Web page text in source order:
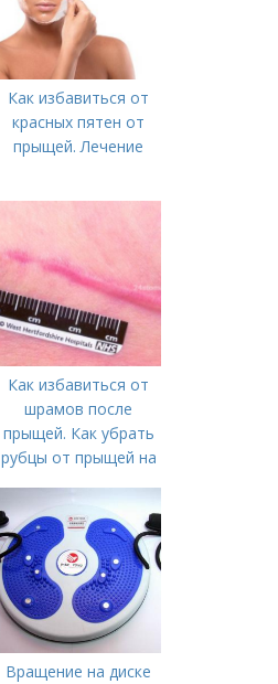
Как избавиться от
красных пятен от
прыщей. Лечение
Как избавиться от
шрамов после
прыщей. Как убрать
рубцы от прыщей на
Вращение на диске